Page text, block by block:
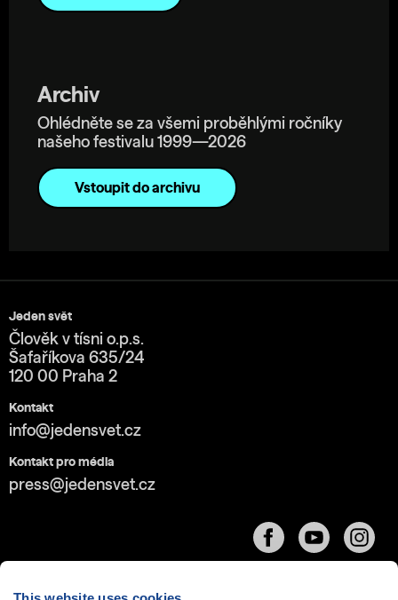
Archiv
Ohlédněte se za všemi proběhlými ročníky
našeho festivalu 1999—2026
Vstoupit do archivu
Jeden svět
Člověk v tísni o.p.s.
Šafaříkova 635/24
120 00 Praha 2
Kontakt
info@jedensvet.cz
Kontakt pro média
press@jedensvet.cz